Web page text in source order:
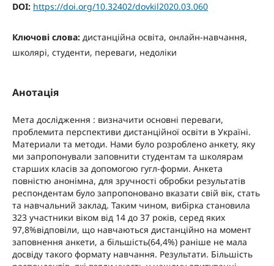
DOI: https://doi.org/10.32402/dovkil2020.03.060
Ключові слова: дистанційна освіта, онлайн-навчання,
школярі, студенти, переваги, недоліки
Анотація
Мета дослідження : визначити основні переваги,
проблемита перспективи дистанційної освіти в Україні.
Материали та методи. Нами було розроблено анкету, яку
ми запропонували заповнити студентам та школярам
старших класів за допомогою гугл-форми. Анкета
повністю анонімна, для зручності обробки результатів
респондентам було запропоновано вказати свій вік, стать
та навчальний заклад. Таким чином, вибірка становила
323 участники віком від 14 до 37 років, серед яких
97,8%відповіли, що навчаються дистанційно на момент
заповнення анкети, а більшість(64,4%) раніше не мала
досвіду такого формату навчання. Результати. Більшість